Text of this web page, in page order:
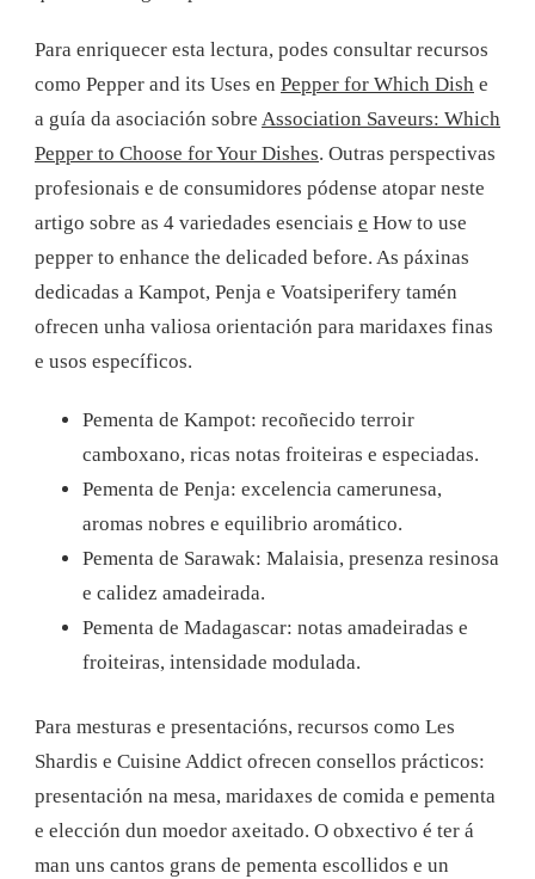
Para enriquecer esta lectura, podes consultar recursos
como Pepper and its Uses en Pepper for Which Dish e
a guía da asociación sobre Association Saveurs: Which
Pepper to Choose for Your Dishes. Outras perspectivas
profesionais e de consumidores pódense atopar neste
artigo sobre as 4 variedades esenciais e How to use
pepper to enhance the delicaded before. As páxinas
dedicadas a Kampot, Penja e Voatsiperifery tamén
ofrecen unha valiosa orientación para maridaxes finas
e usos específicos.
Pementa de Kampot: recoñecido terroir
camboxano, ricas notas froiteiras e especiadas.
Pementa de Penja: excelencia camerunesa,
aromas nobres e equilibrio aromático.
Pementa de Sarawak: Malaisia, presenza resinosa
e calidez amadeirada.
Pementa de Madagascar: notas amadeiradas e
froiteiras, intensidade modulada.
Para mesturas e presentacións, recursos como Les
Shardis e Cuisine Addict ofrecen consellos prácticos:
presentación na mesa, maridaxes de comida e pementa
e elección dun moedor axeitado. O obxectivo é ter á
man uns cantos grans de pementa escollidos e un